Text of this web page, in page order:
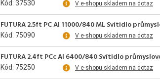
Kód: 37530 V e-shopu skladem na dotaz
FUTURA 2.5ft PC Al 11000/840 ML Svítidlo
Kód: 75090 V e-shopu skladem na dotaz
FUTURA 2.4ft PCc Al 6400/840 Svítidlo
Kód: 75250 V e-shopu skladem na dotaz